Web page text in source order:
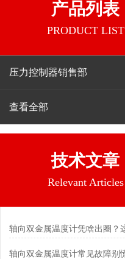
产品列表
PRODUCT LIST
压力控制器销售部
查看全部
技术文章
Relevant Articles